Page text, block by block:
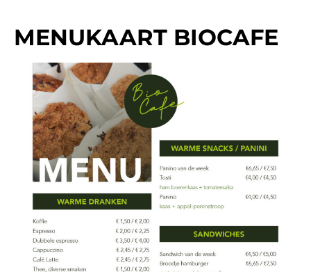
MENUKAART BIOCAFE